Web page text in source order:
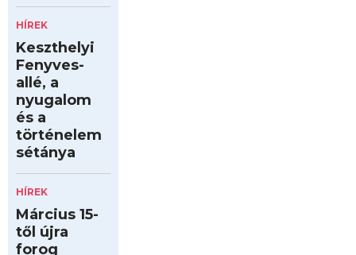
HÍREK
Keszthelyi
Fenyves-
allé, a
nyugalom
és a
történelem
sétánya
HÍREK
Március 15-
től újra
forog